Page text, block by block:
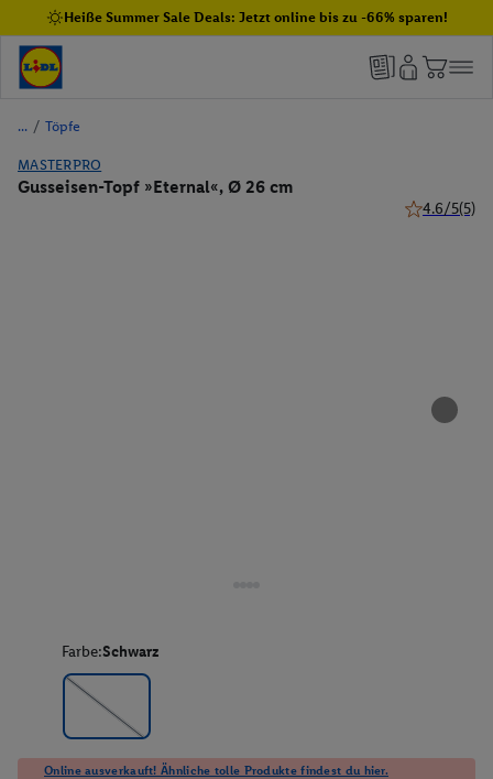
Heiße Summer Sale Deals: Jetzt online bis zu -66% sparen!
/ Töpfe
MASTERPRO
Gusseisen-Topf »Eternal«, Ø 26 cm
4.6/5(5)
Farbe:Schwarz
Online ausverkauft! Ähnliche tolle Produkte findest du hier.